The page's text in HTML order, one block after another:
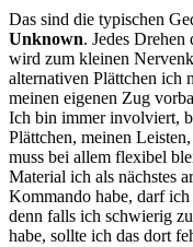
Das sind die typischen
Unknown. Jedes
wird zum kleinen
alternativen Plättchen ich
meinen eigenen Zug
Ich bin immer involviert,
Plättchen, meinen
muss bei allem flexibel
Material ich als nächstes
Kommando habe, darf
denn falls ich schwierig
habe, sollte ich das dort